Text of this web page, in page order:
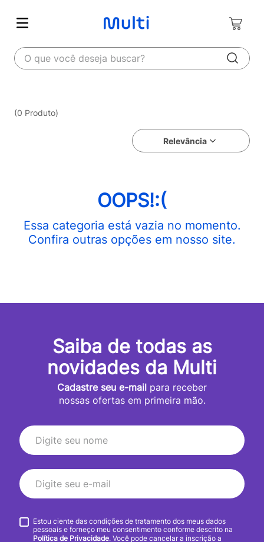
O que você deseja buscar?
0 Produto
Relevância
OOPS!
Saiba de todas as
novidades da Multi
Cadastre seu e-mail para receber
nossas ofertas em primeira mão.
Estou ciente das condições de tratamento dos meus dados
pessoais e forneço meu consentimento conforme descrito na
Política de Privacidade. Você pode cancelar a inscrição a